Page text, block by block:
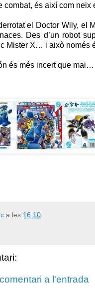
combat, és així com neix
el Doctor Wily, el
Des d’un robot
Mister X… i això només
és més incert que mai…
a les 16:10
a l'entrada